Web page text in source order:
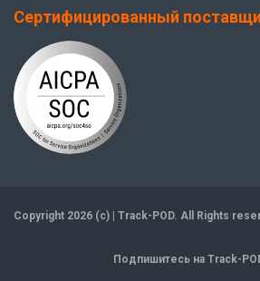
Сертифицированный
Copyright 2026 (c) | Track-POD. All Rights
Подпишитесь на Track-